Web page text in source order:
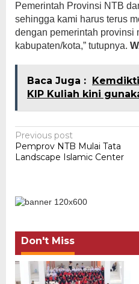
Pemerintah Provinsi NTB
sehingga kami harus terus
dengan pemerintah provinsi
kabupaten/kota,” tutupnya.
Baca Juga :
KIP Kuliah kini
Post
navigation
Previous post
Pemprov NTB Mulai Tata
Landscape Islamic Center
Don't Miss